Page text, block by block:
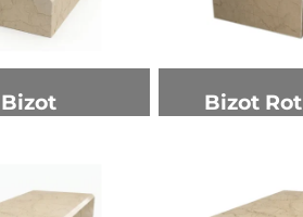
Bizot Bizot